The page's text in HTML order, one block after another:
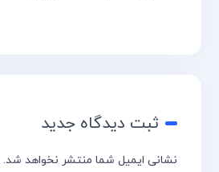
ثبت دیدگاه جدید
نشانی ایمیل شما منتشر نخواهد شد.